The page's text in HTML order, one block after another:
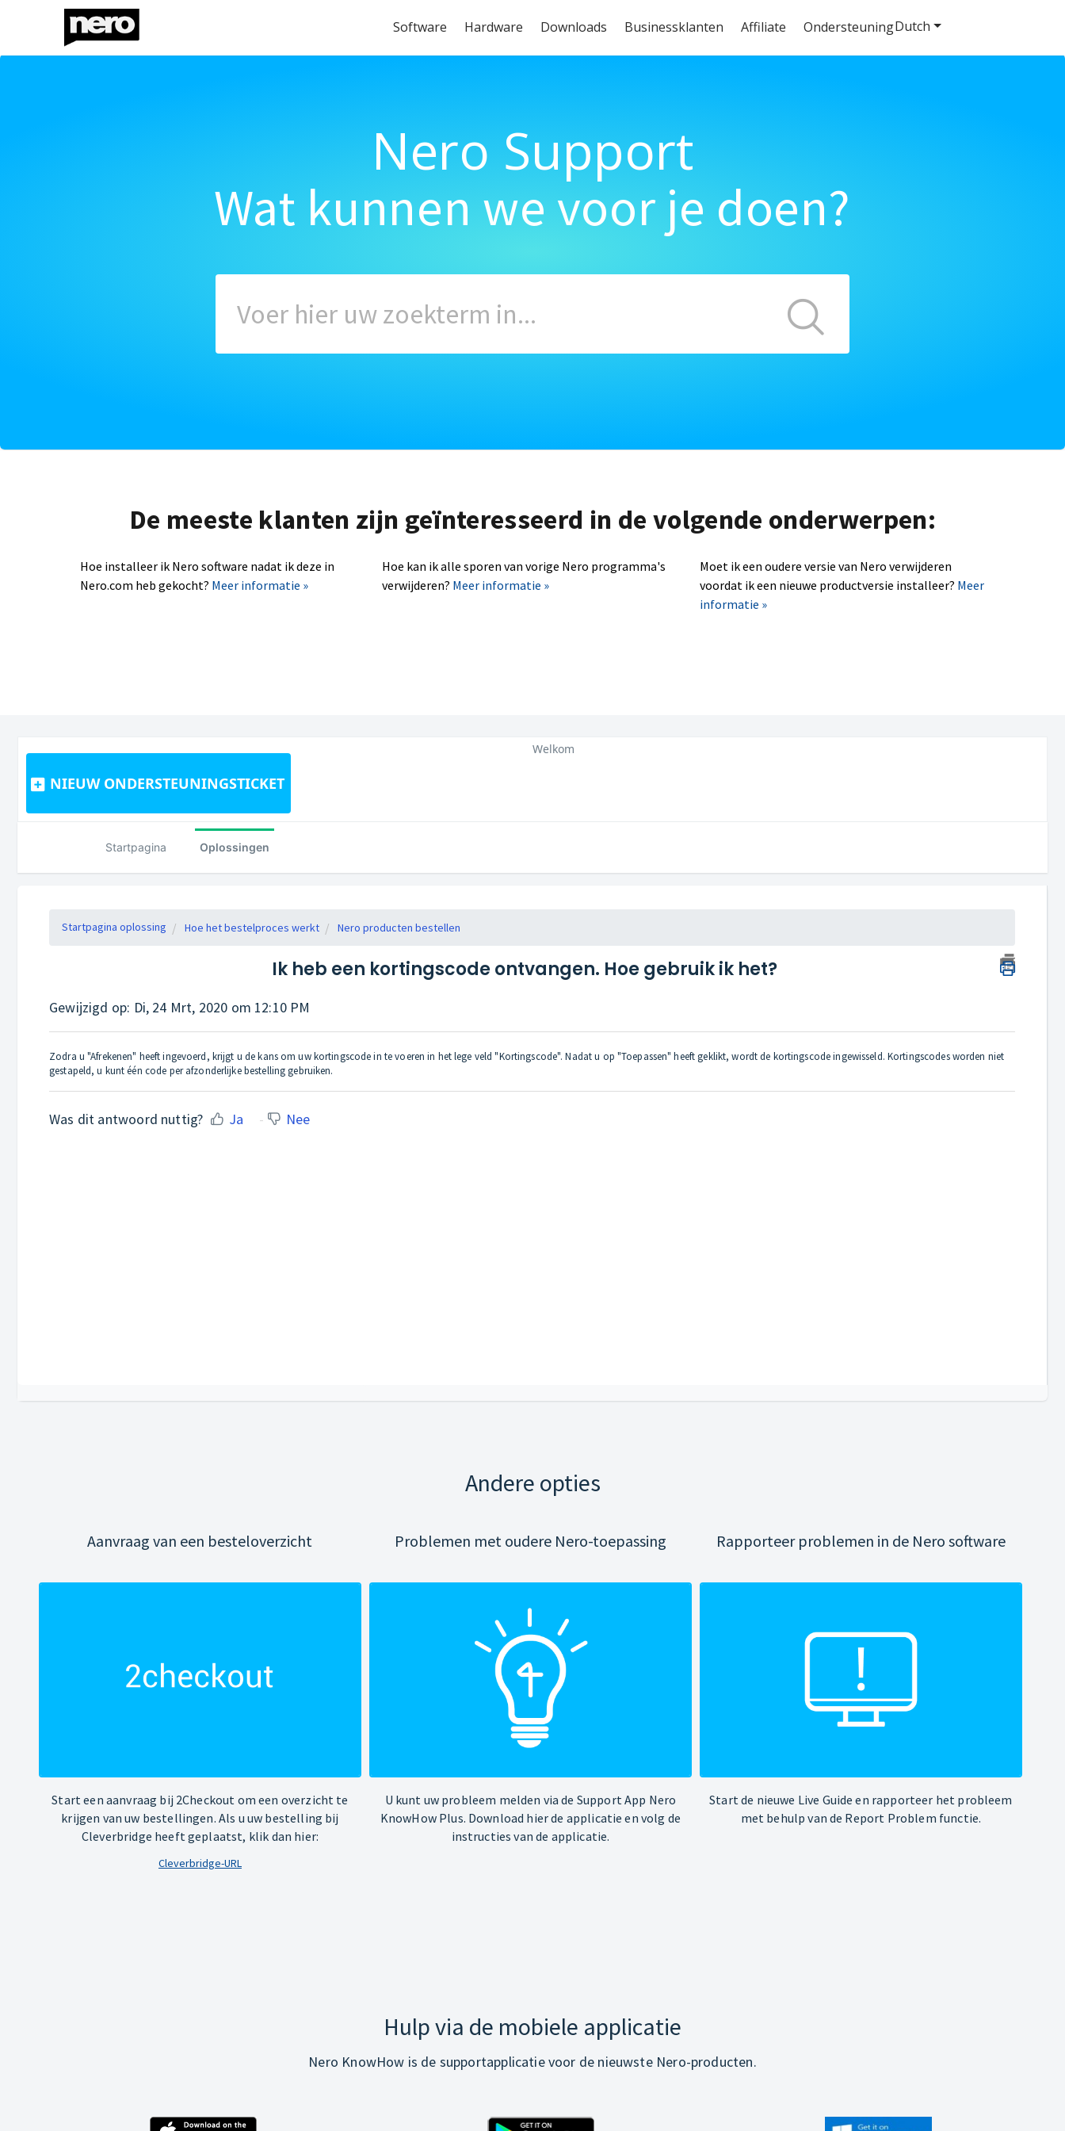
Software Hardware Downloads Businessklanten Affiliate Ondersteuning
Nero Support
Wat kunnen we voor je doen?
De meeste klanten zijn geïnteresseerd in de volgende onderwerpen:
Hoe installeer ik Nero software nadat ik deze in
Nero.com heb gekocht? Meer informatie »
Hoe kan ik alle sporen van vorige Nero programma's
verwijderen? Meer informatie »
Moet ik een oudere versie van Nero verwijderen
voordat ik een nieuwe productversie installeer? Meer
informatie »
NIEUW ONDERSTEUNINGSTICKET
Dutch
Welkom
Startpagina Oplossingen
Startpagina oplossing Hoe het bestelproces werkt Nero producten bestellen
Ik heb een kortingscode ontvangen. Hoe gebruik ik het?
Gewijzigd op: Di, 24 Mrt, 2020 om 12:10 PM
Zodra u "Afrekenen" heeft ingevoerd, krijgt u de kans om uw kortingscode in te voeren in het lege veld "Kortingscode". Nadat u op "Toepassen" heeft geklikt, wordt de kortingscode ingewisseld. Kortingscodes worden niet
gestapeld, u kunt één code per afzonderlijke bestelling gebruiken.
Was dit antwoord nuttig? Ja Nee
Andere opties
Aanvraag van een besteloverzicht
Start een aanvraag bij 2Checkout om een overzicht te
krijgen van uw bestellingen. Als u uw bestelling bij
Cleverbridge heeft geplaatst, klik dan hier:
Cleverbridge-URL
Problemen met oudere Nero-toepassing
U kunt uw probleem melden via de Support App Nero
KnowHow Plus. Download hier de applicatie en volg de
instructies van de applicatie.
Rapporteer problemen in de Nero software
Start de nieuwe Live Guide en rapporteer het probleem
met behulp van de Report Problem functie.
Hulp via de mobiele applicatie
Nero KnowHow is de supportapplicatie voor de nieuwste Nero-producten.